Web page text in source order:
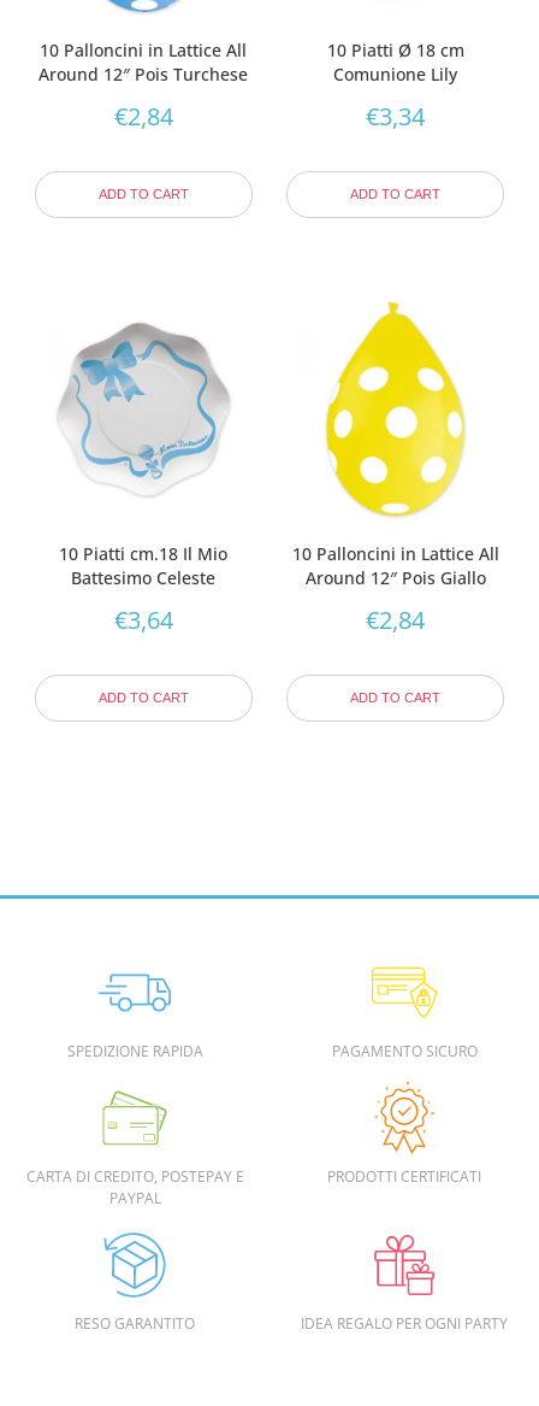
10 Palloncini in Lattice All
Around 12″ Pois Turchese
€2,84
ADD TO CART
10 Piatti Ø 18 cm
Comunione Lily
€3,34
ADD TO CART
10 Piatti cm.18 Il Mio
Battesimo Celeste
€3,64
ADD TO CART
10 Palloncini in Lattice All
Around 12″ Pois Giallo
€2,84
ADD TO CART
SPEDIZIONE RAPIDA PAGAMENTO SICURO
CARTA DI CREDITO, POSTEPAY E
PAYPAL
PRODOTTI CERTIFICATI
RESO GARANTITO IDEA REGALO PER OGNI PARTY